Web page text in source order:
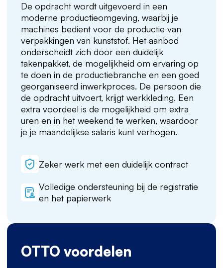
De opdracht wordt uitgevoerd in een
moderne productieomgeving, waarbij je
machines bedient voor de productie van
verpakkingen van kunststof. Het aanbod
onderscheidt zich door een duidelijk
takenpakket, de mogelijkheid om ervaring op
te doen in de productiebranche en een goed
georganiseerd inwerkproces. De persoon die
de opdracht uitvoert, krijgt werkkleding. Een
extra voordeel is de mogelijkheid om extra
uren en in het weekend te werken, waardoor
je je maandelijkse salaris kunt verhogen.
Zeker werk met een duidelijk contract
Volledige ondersteuning bij de registratie
en het papierwerk
OTTO voordelen